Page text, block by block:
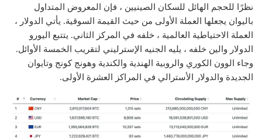
نظرًا للحجم الهائل للسكان الصينيين ، فإن المعروض المتداول
باليوان يجعلها العملة الأولى من حيث القيمة السوقية. يأتي الدولار ،
العملة الاحتياطية العالمية ، خلفه في المركز الثاني. يتتبع اليورو
الدولار والين خلفه ، يليه الجنيه الإسترليني لتقريب الخمسة الأوائل.
وجاء الوون الكوري والروبية الهندية والكندية وهونج كونج وتايوان
الجديدة والدولار الأسترالي في المراكز العشرة الأولى.